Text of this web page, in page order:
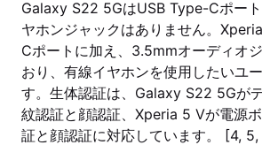
Galaxy S22 5GはUSB Type-Cポー
ヤホンジャックはありません。
Cポートに加え、3.5mmオーディオ
おり、有線イヤホンを使用したいユ
す。生体認証は、Galaxy S22 5Gが
紋認証と顔認証、Xperia 5 Vが電源
証と顔認証に対応しています。 [4,